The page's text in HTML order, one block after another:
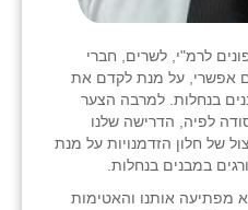
לרמ"י, לשרים, חברי
אפשרי, על מנת לקדם את
בנחלות. למרבה הצער
לפיה, הדרישה שלנו
של חלון הזדמנויות על מנת
במבנים בנחלות.
מפתיעה אותנו והאטימות